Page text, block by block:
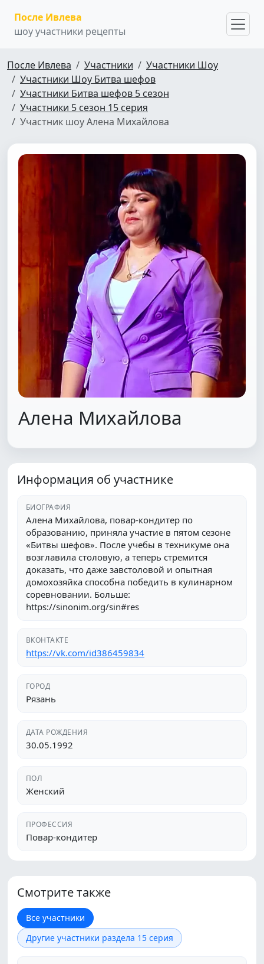
После Ивлева
шоу участники рецепты
После Ивлева Участники
Участники Шоу
Участники Шоу Битва шефов
Участники Битва шефов 5 сезон
Участники 5 сезон 15 серия
Участник шоу Алена Михайлова
Алена Михайлова
Информация об участнике
БИОГРАФИЯ
Алена Михайлова, повар-кондитер по
образованию, приняла участие в пятом сезоне
«Битвы шефов». После учебы в техникуме она
возглавила столовую, а теперь стремится
доказать, что даже завстоловой и опытная
домохозяйка способна победить в кулинарном
соревновании. Больше:
https://sinonim.org/sin#res
ВКОНТАКТЕ
https://vk.com/id386459834
ГОРОД
Рязань
ДАТА РОЖДЕНИЯ
30.05.1992
ПОЛ
Женский
ПРОФЕССИЯ
Повар-кондитер
Смотрите также
Все участники
Другие участники раздела 15 серия